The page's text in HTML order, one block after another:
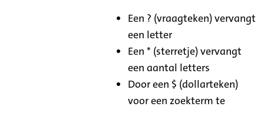
Een ? (vraagteken) vervangt
een letter
Een * (sterretje) vervangt
een aantal letters
Door een $ (dollarteken)
voor een zoekterm te